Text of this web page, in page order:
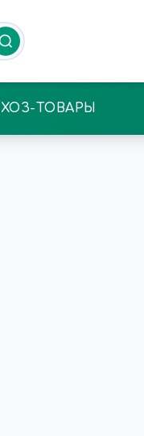
ХОЗ-ТОВАРЫ